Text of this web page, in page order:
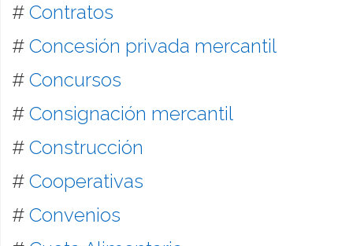
# Contratos
# Concesión privada mercantil
# Concursos
# Consignación mercantil
# Construcción
# Cooperativas
# Convenios